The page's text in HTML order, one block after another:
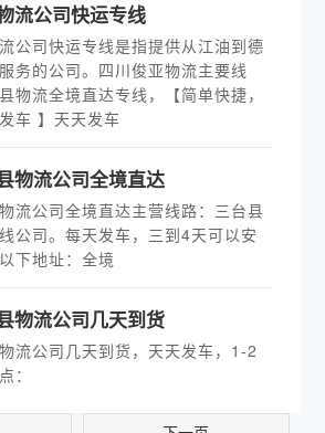
流公司快运专线
公司快运专线是指提供从江油到德
务的公司。四川俊亚物流主要线
物流全境直达专线，【简单快捷，
车 】天天发车
物流公司全境直达
流公司全境直达主营线路：三台县
公司。每天发车，三到4天可以安
下地址：全境
物流公司几天到货
流公司几天到货，天天发车，1-2
：